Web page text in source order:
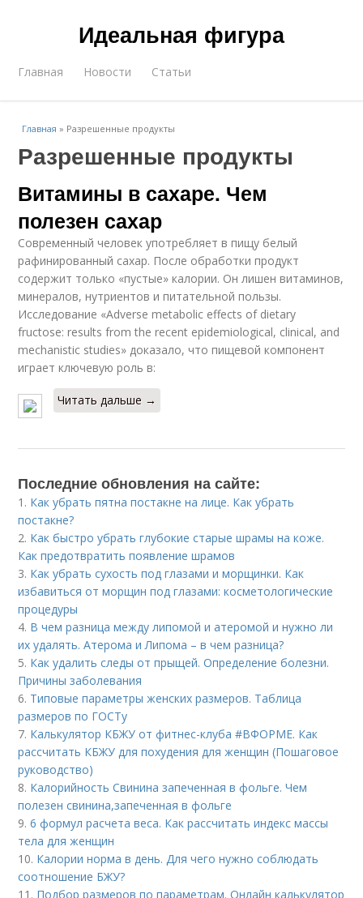
Идеальная фигура
Главная Новости Статьи
Главная » Разрешенные продукты
Разрешенные продукты
Витамины в сахаре. Чем
полезен сахар
Современный человек употребляет в пищу белый
рафинированный сахар. После обработки продукт
содержит только «пустые» калории. Он лишен витаминов,
минералов, нутриентов и питательной пользы.
Исследование «Adverse metabolic effects of dietary
fructose: results from the recent epidemiological, clinical, and
mechanistic studies» доказало, что пищевой компонент
играет ключевую роль в:
Читать дальше →
Последние обновления на сайте:
1. Как убрать пятна постакне на лице. Как убрать
постакне?
2. Как быстро убрать глубокие старые шрамы на коже.
Как предотвратить появление шрамов
3. Как убрать сухость под глазами и морщинки. Как
избавиться от морщин под глазами: косметологические
процедуры
4. В чем разница между липомой и атеромой и нужно ли
их удалять. Атерома и Липома – в чем разница?
5. Как удалить следы от прыщей. Определение болезни.
Причины заболевания
6. Типовые параметры женских размеров. Таблица
размеров по ГОСТу
7. Калькулятор КБЖУ от фитнес-клуба #ВФОРМЕ. Как
рассчитать КБЖУ для похудения для женщин (Пошаговое
руководство)
8. Калорийность Свинина запеченная в фольге. Чем
полезен свинина,запеченная в фольге
9.6 формул расчета веса. Как рассчитать индекс массы
тела для женщин
10. Калории норма в день. Для чего нужно соблюдать
соотношение БЖУ?
11. Подбор размеров по параметрам. Онлайн калькулятор